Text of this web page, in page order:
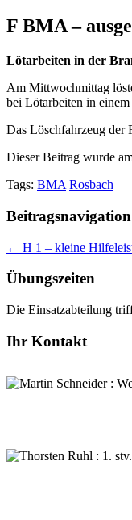
F BMA –
Lötarbeiten in der
Am Mittwochmittag
bei Lötarbeiten in einem
Das Löschfahrzeug der
Dieser Beitrag wurde
Tags: BMA Rosbach
Beitragsnavigation
← H 1 – kleine
Übungszeiten
Die Einsatzabteilung
Ihr Kontakt